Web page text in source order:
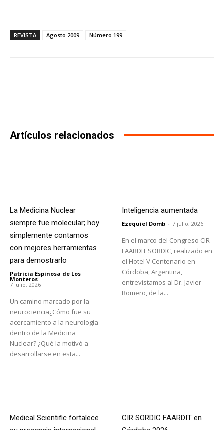
REVISTA Agosto 2009 Número 199
Artículos relacionados
La Medicina Nuclear
siempre fue molecular; hoy
simplemente contamos
con mejores herramientas
para demostrarlo
Patricia Espinosa de Los
Monteros -
7 julio, 2026
Un camino marcado por la
neurociencia¿Cómo fue su
acercamiento a la neurología
dentro de la Medicina
Nuclear? ¿Qué la motivó a
desarrollarse en esta...
Inteligencia aumentada
Ezequiel Domb - 7 julio, 2026
En el marco del Congreso CIR
FAARDIT SORDIC, realizado en
el Hotel V Centenario en
Córdoba, Argentina,
entrevistamos al Dr. Javier
Romero, de la...
Medical Scientific fortalece
CIR SORDIC FAARDIT en